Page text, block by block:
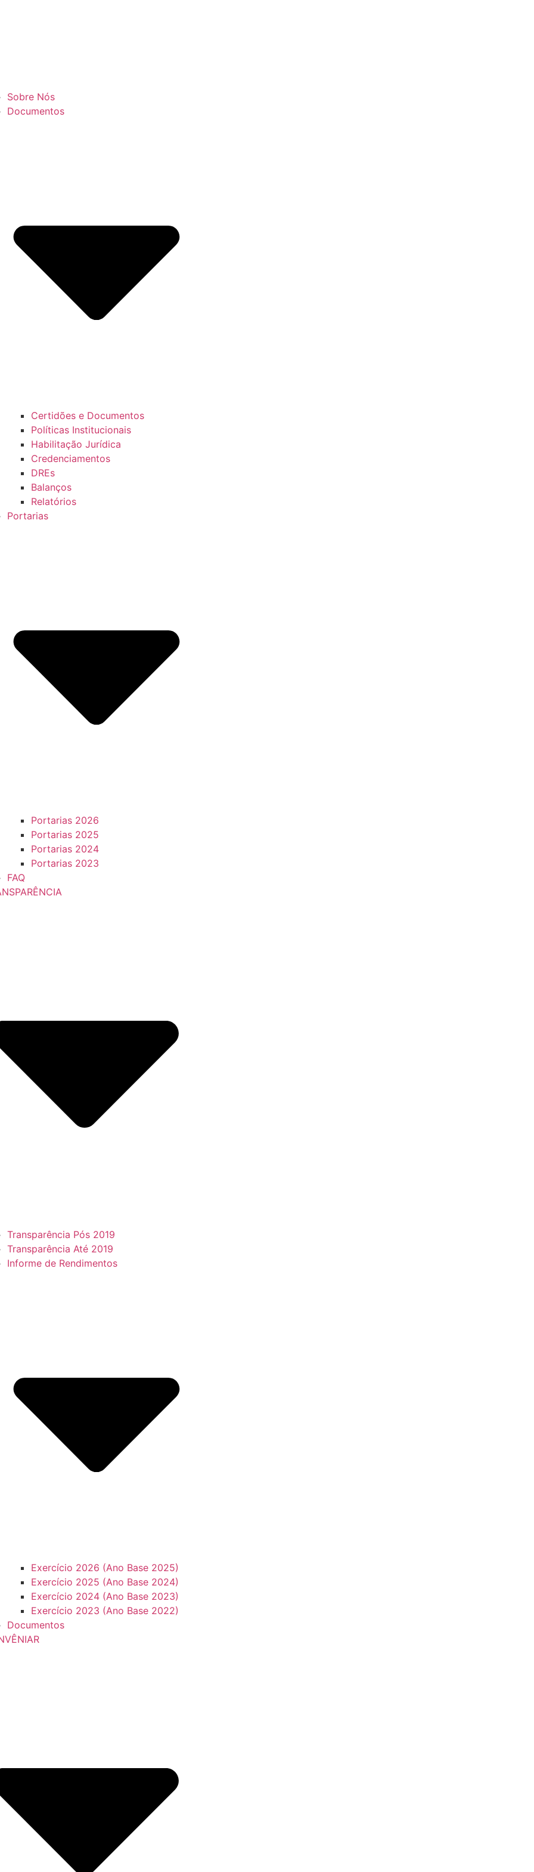
Sobre Nós
Documentos
Certidões e Documentos
Políticas Institucionais
Habilitação Jurídica
Credenciamentos
DREs
Balanços
Relatórios
Portarias
Portarias 2026
Portarias 2025
Portarias 2024
Portarias 2023
FAQ
Transparência Pós 2019
Transparência Até 2019
Informe de Rendimentos
Exercício 2026 (Ano Base 2025)
Exercício 2025 (Ano Base 2024)
Exercício 2024 (Ano Base 2023)
Exercício 2023 (Ano Base 2022)
Documentos